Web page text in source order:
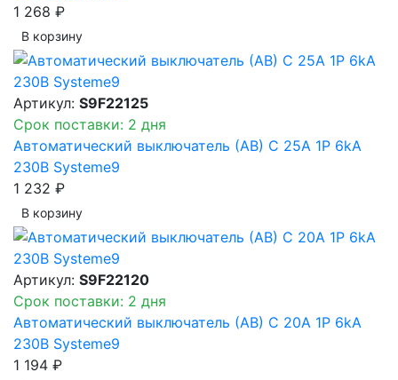
1 268 ₽
В корзинy
Артикул: S9F22125
Срок поставки: 2 дня
Автоматический выключатель (АВ) C 25A 1P 6kA
230В Systeme9
1 232 ₽
В корзинy
Артикул: S9F22120
Срок поставки: 2 дня
Автоматический выключатель (АВ) C 20A 1P 6kA
230В Systeme9
1 194 ₽